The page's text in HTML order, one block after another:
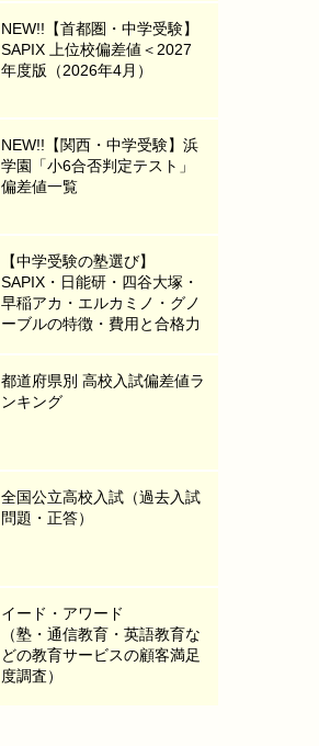
NEW!!【首都圏・中学受験】
SAPIX 上位校偏差値＜2027
年度版（2026年4月）
NEW!!【関西・中学受験】浜
学園「小6合否判定テスト」
偏差値一覧
【中学受験の塾選び】
SAPIX・日能研・四谷大塚・
早稲アカ・エルカミノ・グノ
ーブルの特徴・費用と合格力
都道府県別 高校入試偏差値ラ
ンキング
全国公立高校入試（過去入試
問題・正答）
イード・アワード
（塾・通信教育・英語教育な
どの教育サービスの顧客満足
度調査）